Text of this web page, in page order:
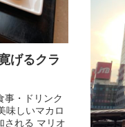
げるクラ
事・ドリンク
味しいマカロ
される マリオ